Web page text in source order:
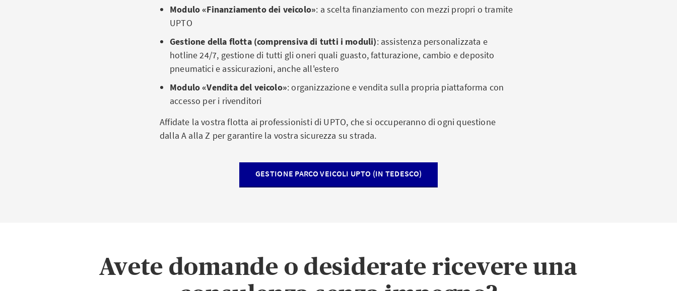
Modulo «Finanziamento dei veicolo»: a scelta finanziamento con mezzi propri o tramite
UPTO
Gestione della flotta (comprensiva di tutti i moduli): assistenza personalizzata e
hotline 24/7, gestione di tutti gli oneri quali guasto, fatturazione, cambio e deposito
pneumatici e assicurazioni, anche all'estero
Modulo «Vendita del veicolo»:organizzazione e vendita sulla propria piattaforma con
accesso per i rivenditori
Affidate la vostra flotta ai professionisti di UPTO, che si occuperanno di ogni questione
dalla A alla Z per garantire la vostra sicurezza su strada.
GESTIONE PARCO VEICOLI UPTO (IN TEDESCO)
Avete domande o desiderate ricevere una